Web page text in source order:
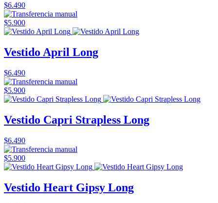
$6.490
$5.900
Vestido April Long
$6.490
$5.900
Vestido Capri Strapless Long
$6.490
$5.900
Vestido Heart Gipsy Long